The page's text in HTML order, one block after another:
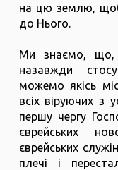
на цю землю, щоб
до Нього.
Ми знаємо, що,
назавжди
можемо якісь
всіх віруючих з
першу чергу
єврейських
єврейських
плечі і